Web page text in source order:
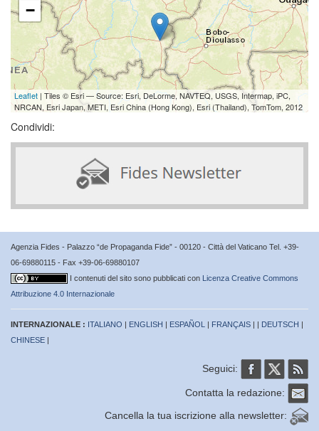
−
Leaflet | Tiles © Esri — Source: Esri, DeLorme, NAVTEQ, USGS, Intermap, iPC,
NRCAN, Esri Japan, METI, Esri China (Hong Kong), Esri (Thailand), TomTom, 2012
Condividi:
Agenzia Fides - Palazzo “de Propaganda Fide” - 00120 - Città del Vaticano Tel. +39-
06-69880115 - Fax +39-06-69880107
I contenuti del sito sono pubblicati con Licenza Creative Commons
Attribuzione 4.0 Internazionale
INTERNAZIONALE : ITALIANO | ENGLISH | ESPAÑOL | FRANÇAIS | | DEUTSCH |
CHINESE |
Seguici:
Contatta la redazione:
Cancella la tua iscrizione alla newsletter: